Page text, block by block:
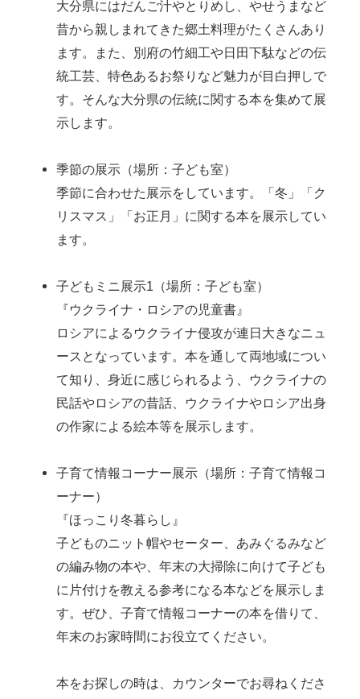
大分県にはだんご汁やとりめし、やせうまなど
昔から親しまれてきた郷土料理がたくさんあり
ます。また、別府の竹細工や日田下駄などの伝
統工芸、特色あるお祭りなど魅力が目白押しで
す。そんな大分県の伝統に関する本を集めて展
示します。
季節の展示（場所：子ども室）
季節に合わせた展示をしています。「冬」「ク
リスマス」「お正月」に関する本を展示してい
ます。
子どもミニ展示1（場所：子ども室）
『ウクライナ・ロシアの児童書』
ロシアによるウクライナ侵攻が連日大きなニュ
ースとなっています。本を通して両地域につい
て知り、身近に感じられるよう、ウクライナの
民話やロシアの昔話、ウクライナやロシア出身
の作家による絵本等を展示します。
子育て情報コーナー展示（場所：子育て情報コ
ーナー）
『ほっこり冬暮らし』
子どものニット帽やセーター、あみぐるみなど
の編み物の本や、年末の大掃除に向けて子ども
に片付けを教える参考になる本などを展示しま
す。ぜひ、子育て情報コーナーの本を借りて、
年末のお家時間にお役立てください。
本をお探しの時は、カウンターでお尋ねくださ